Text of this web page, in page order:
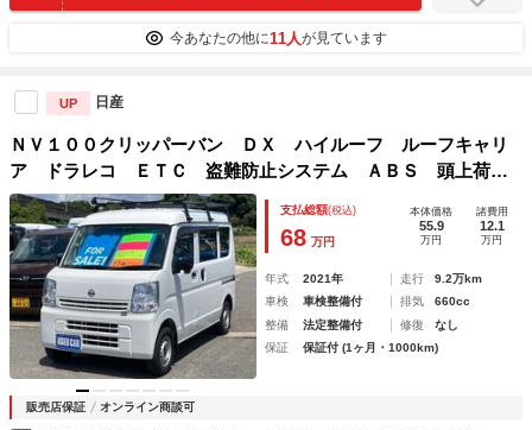
今あなたの他に11人が見ています
UP 日産
ＮＶ１００クリッパーバン ＤＸ ハイルーフ ルーフキャリ
ア ドラレコ ＥＴＣ 盗難防止システム ＡＢＳ 頭上荷物
入れ 光軸調整ライト 両側スライドドア フルフラットシー
ト ドアバイザー エアコン パワステ ラジオ 記録簿
支払総額(税込)
68 万円
本体価格
55.9
万円
諸費用
12.1
万円
年式 2021年 走行
9.2万km
車検
車検整備付 排気
660cc
整備
法定整備付 修復
なし
保証
保証付 (1ヶ月・1000km)
販売店保証 オンライン商談可